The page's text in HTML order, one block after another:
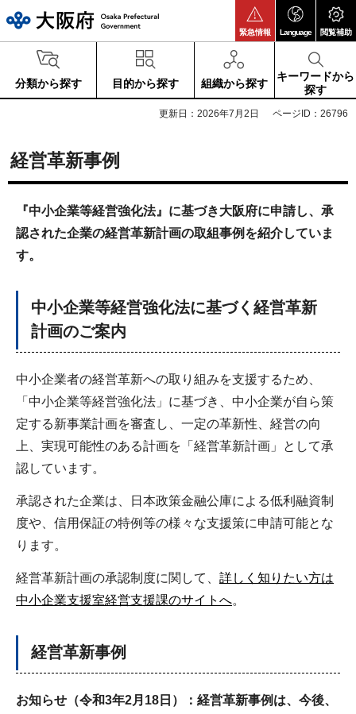
緊急情報 Language 閲覧補助
分類から探す 目的から探す 組織から探す
キーワードから
探す
更新日：2026年7月2日 ページID：26796
経営革新事例
『中小企業等経営強化法』に基づき大阪府に申請し、承
認された企業の経営革新計画の取組事例を紹介していま
す。
中小企業等経営強化法に基づく経営革新
計画のご案内
中小企業者の経営革新への取り組みを支援するため、
「中小企業等経営強化法」に基づき、中小企業が自ら策
定する新事業計画を審査し、一定の革新性、経営の向
上、実現可能性のある計画を「経営革新計画」として承
認しています。
承認された企業は、日本政策金融公庫による低利融資制
度や、信用保証の特例等の様々な支援策に申請可能とな
ります。
経営革新計画の承認制度に関して、 詳しく知りたい方は
中小企業支援室経営支援課のサイトへ。
経営革新事例
お知らせ（令和3年2月18日）：経営革新事例は、今後、